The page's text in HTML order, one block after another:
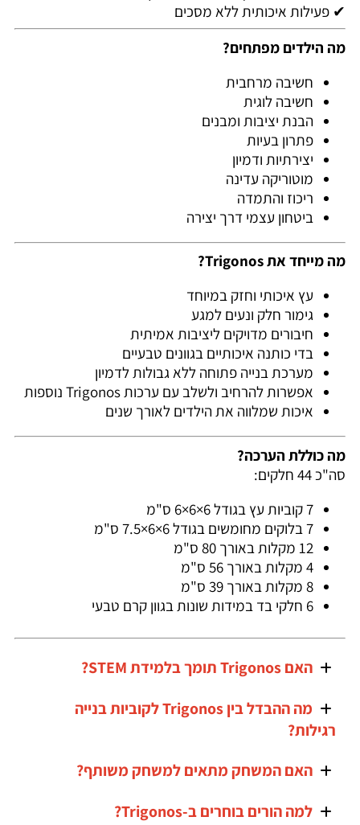
✔ פעילות איכותית ללא מסכים
מה הילדים מפתחים?
חשיבה מרחבית
חשיבה לוגית
הבנת יציבות ומבנים
פתרון בעיות
יצירתיות ודמיון
מוטוריקה עדינה
ריכוז והתמדה
ביטחון עצמי דרך יצירה
מה מייחד את Trigonos?
עץ איכותי וחזק במיוחד
גימור חלק ונעים למגע
חיבורים מדויקים ליציבות אמיתית
בדי כותנה איכותיים בגוונים טבעיים
מערכת בנייה פתוחה ללא גבולות לדמיון
אפשרות להרחיב ולשלב עם ערכות Trigonos נוספות
איכות שמלווה את הילדים לאורך שנים
מה כוללת הערכה?
סה"כ 44 חלקים:
7 קוביות עץ בגודל 6×6×6 ס"מ
7 בלוקים מחומשים בגודל 6×6×7.5 ס"מ
12 מקלות באורך 80 ס"מ
4 מקלות באורך 56 ס"מ
8 מקלות באורך 39 ס"מ
6 חלקי בד במידות שונות בגוון קרם טבעי
האם Trigonos תומך בלמידת STEM?
מה ההבדל בין Trigonos לקוביות בנייה
רגילות?
האם המשחק מתאים למשחק משותף?
למה הורים בוחרים ב-Trigonos?